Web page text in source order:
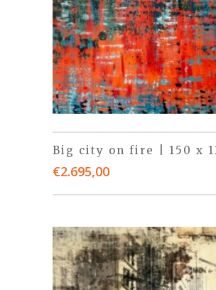
Big city on fire | 150 x
€2.695,00